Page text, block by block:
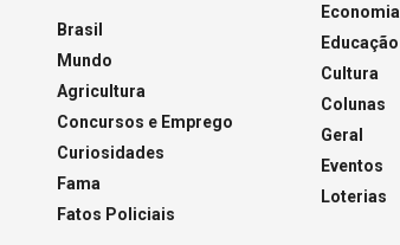
Brasil
Mundo
Agricultura
Concursos e Emprego
Curiosidades
Fama
Fatos Policiais
Economia
Educação
Cultura
Colunas
Geral
Eventos
Loterias